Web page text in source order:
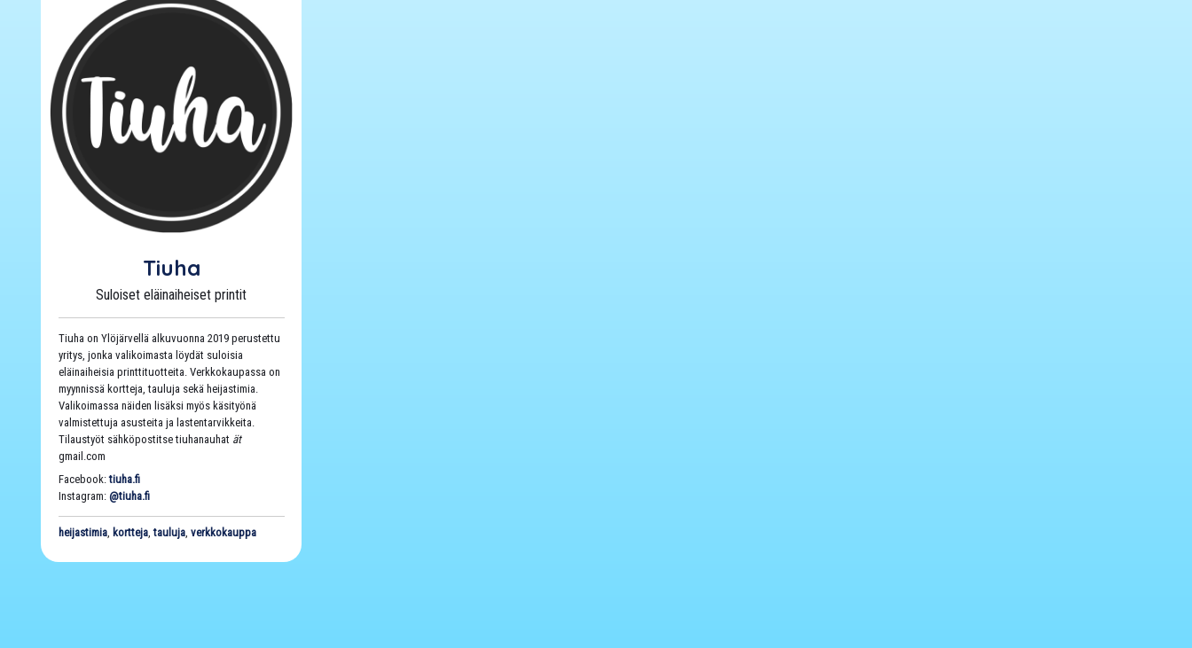
Tiuha
Suloiset eläinaiheiset printit
Tiuha on Ylöjärvellä alkuvuonna 2019 perustettu
yritys, jonka valikoimasta löydät suloisia
eläinaiheisia printtituotteita. Verkkokaupassa on
myynnissä kortteja, tauluja sekä heijastimia.
Valikoimassa näiden lisäksi myös käsityönä
valmistettuja asusteita ja lastentarvikkeita.
Tilaustyöt sähköpostitse tiuhanauhat ät
gmail.com
Facebook:tiuha.fi
Instagram: @tiuha.fi
heijastimia, kortteja,tauluja, verkkokauppa